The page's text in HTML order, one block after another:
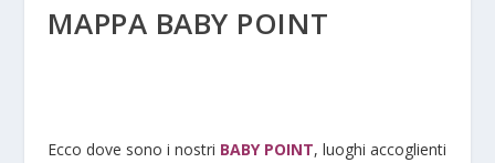
MAPPA BABY POINT
Ecco dove sono i nostri BABY POINT, luoghi accoglienti